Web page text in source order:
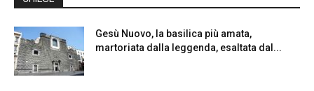
Gesù Nuovo, la basilica più amata,
martoriata dalla leggenda, esaltata dal...